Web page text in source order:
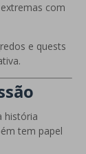
com
e quests
história
tem papel